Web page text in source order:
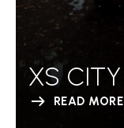
XS CITY
READ MORE